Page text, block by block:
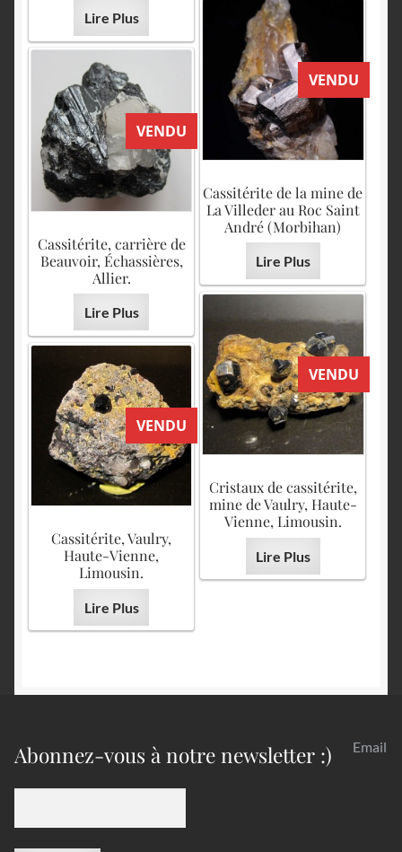
Lire Plus
VENDU
Cassitérite de la mine de
La Villeder au Roc Saint
André (Morbihan)
Lire Plus
VENDU
Cassitérite, carrière de
Beauvoir, Échassières,
Allier.
Lire Plus
VENDU
Cristaux de cassitérite,
mine de Vaulry, Haute-
Vienne, Limousin.
Lire Plus
VENDU
Cassitérite, Vaulry,
Haute-Vienne,
Limousin.
Lire Plus
Abonnez-vous à notre newsletter :) Email